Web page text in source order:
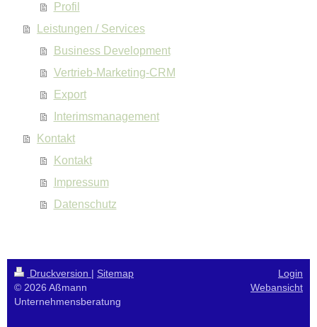
Profil
Leistungen / Services
Business Development
Vertrieb-Marketing-CRM
Export
Interimsmanagement
Kontakt
Kontakt
Impressum
Datenschutz
Druckversion | Sitemap
© 2026 Aßmann
Unternehmensberatung
Login
Webansicht